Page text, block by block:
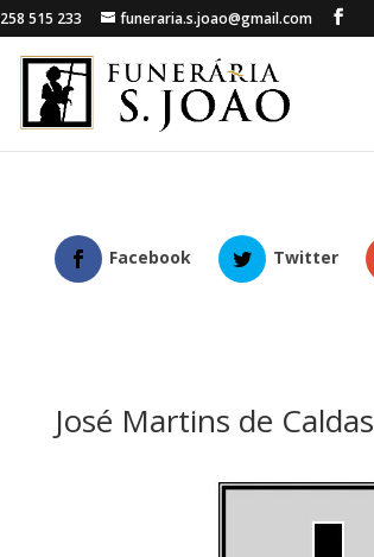
258 515 233 funeraria.s.joao@gmail.com
Facebook Twitter
José Martins de Caldas